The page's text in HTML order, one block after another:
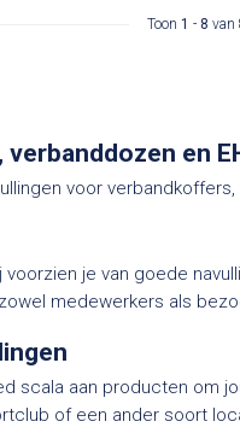
Toon 1 - 8 van
en
voor
je van goede
medewerkers als
scala aan producten om
of een ander soort